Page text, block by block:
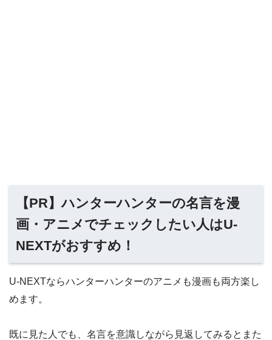
【PR】ハンターハンターの名言を漫
画・アニメでチェックしたい人はU-
NEXTがおすすめ！
U-NEXTならハンターハンターのアニメも漫画も両方楽し
めます。
既に見た人でも、名言を意識しながら見返してみるとまた